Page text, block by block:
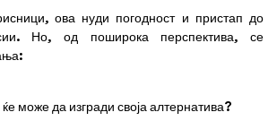
ова нуди погодност и пристап до
Но, од поширока перспектива, се
може да изгради своја алтернатива?